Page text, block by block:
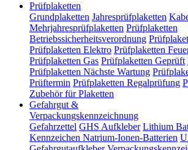
Prüfplaketten
Grundplaketten Jahresprüfplaketten
Mehrjahresprüfplaketten Prüfplaketten
Betriebssicherheitsverordnung
Prüfplaketten Elektro Prüfplaketten
Prüfplaketten Gas Prüfplaketten Geprüft
Prüfplaketten Nächste Wartung
Prüftermin Prüfplaketten Regalprüfung
Zubehör für Plaketten
Gefahrgut &
Verpackungskennzeichnung
Gefahrzettel GHS Aufkleber Lithium
Kennzeichen Natrium-Ionen-Batterien